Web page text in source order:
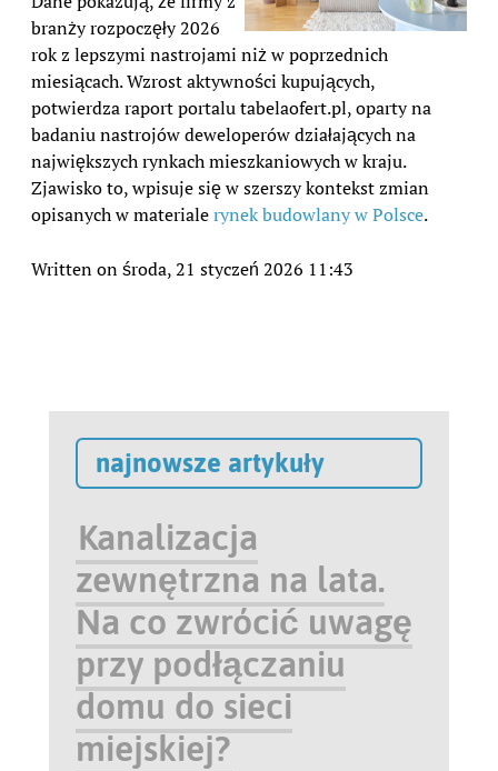
branży rozpoczęły 2026
rok z lepszymi nastrojami niż w poprzednich
miesiącach. Wzrost aktywności kupujących,
potwierdza raport portalu tabelaofert.pl, oparty na
badaniu nastrojów deweloperów działających na
największych rynkach mieszkaniowych w kraju.
Zjawisko to, wpisuje się w szerszy kontekst zmian
opisanych w materialerynek budowlany w Polsce.
Written on środa, 21 styczeń 2026 11:43
najnowsze artykuły
Kanalizacja
zewnętrzna na lata.
Na co zwrócić uwagę
przy podłączaniu
domu do sieci
miejskiej?